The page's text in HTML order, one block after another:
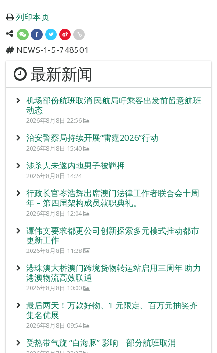
列印本页
NEWS-1-5-748501
最新新闻
机场部份航班取消 民航局吁乘客出发前留意航班
动态
2026年8月8日 22:56
治安警察局持续开展“雷霆2026”行动
2026年8月8日 15:40
涉杀人未遂内地男子被羁押
2026年8月8日 14:24
行政长官岑浩辉出席澳门法律工作者联合会十周
年 – 第四届架构成员就职典礼。
2026年8月8日 12:04
谭伟文要求都更公司创新探索多元模式推动都市
更新工作
2026年8月8日 11:28
港珠澳大桥澳门跨境货物转运站启用三周年 助力
港澳物流高效联通
2026年8月8日 10:00
最后两天！万款好物、1 元限定、百万元抽奖齐
集名优展
2026年8月8日 09:54
受热带气旋 “白海豚” 影响 部分航班取消